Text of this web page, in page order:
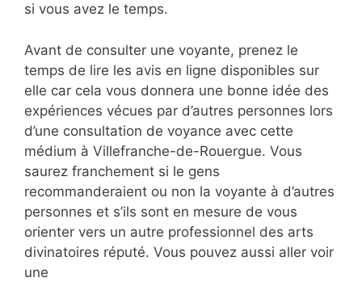
si vous avez le temps.
Avant de consulter une voyante, prenez le
temps de lire les avis en ligne disponibles sur
elle car cela vous donnera une bonne idée des
expériences vécues par d’autres personnes lors
d’une consultation de voyance avec cette
médium à Villefranche-de-Rouergue. Vous
saurez franchement si le gens
recommanderaient ou non la voyante à d’autres
personnes et s’ils sont en mesure de vous
orienter vers un autre professionnel des arts
divinatoires réputé. Vous pouvez aussi aller voir
une